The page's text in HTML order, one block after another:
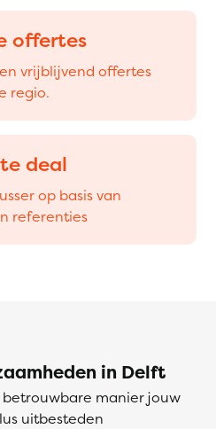
offertes
vrijblijvend offertes
regio.
deal
op basis van
referenties
in Delft
manier jouw
uitbesteden